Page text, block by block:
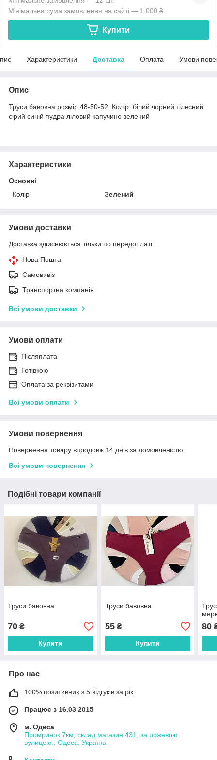
Мінімальна сума замовлення на сайті — 1 000 ₴
Купити
Характеристики Доставка Оплата Умови
Опис
Труси бавовна розмір 48-50-52. Колір: білий чорний тілесний
сірий синій пудра ліловий капучино зелений
Характеристики
Основні
Колір
Зелений
Умови доставки
Доставка здійснюється тільки по передоплаті.
Нова Пошта
Самовивіз
Транспортна компанія
Всі умови доставки
Умови оплати
Післяплата
Готівкою
Оплата за реквізитами
Всі умови оплати
Умови повернення
Повернення товару впродовж 14 днів за домовленістю
Всі умови повернення
Подібні товари компанії
Труси бавовна
70 ₴
Купити
Труси бавовна
55₴
Купити
80
Про нас
100% позитивних з 5 відгуків за рік
Працює з 16.03.2015
м. Одеса
Промринок 7км, склад магазин 431, за рожевою
вулицею., Одеса, Україна